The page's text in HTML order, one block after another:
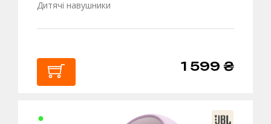
Дитячі навушники
1 599 ₴